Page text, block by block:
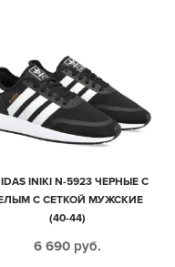
INIKI N-5923 ЧЕРНЫЕ С
С СЕТКОЙ МУЖСКИЕ
(40-44)
6 690 руб.